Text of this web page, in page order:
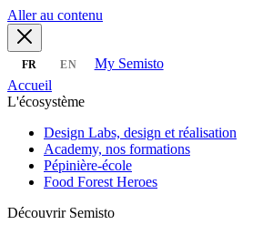
Aller au contenu
FR EN
My Semisto
Accueil
L'écosystème
Design Labs, design et réalisation
Academy, nos formations
Pépinière-école
Food Forest Heroes
Découvrir Semisto